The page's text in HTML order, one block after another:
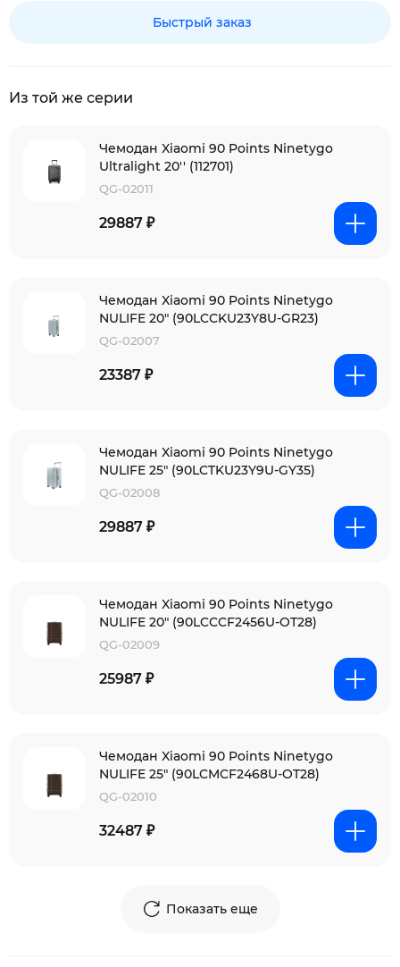
Быстрый заказ
Из той же серии
Чемодан Xiaomi 90 Points Ninetygo
Ultralight 20'' (112701)
QG-02011
29887 ₽
Чемодан Xiaomi 90 Points Ninetygo
NULIFE 20" (90LCCKU23Y8U-GR23)
QG-02007
23387 ₽
Чемодан Xiaomi 90 Points Ninetygo
NULIFE 25" (90LCTKU23Y9U-GY35)
QG-02008
29887 ₽
Чемодан Xiaomi 90 Points Ninetygo
NULIFE 20" (90LCCCF2456U-OT28)
QG-02009
25987 ₽
Чемодан Xiaomi 90 Points Ninetygo
NULIFE 25" (90LCMCF2468U-OT28)
QG-02010
32487 ₽
Показать еще